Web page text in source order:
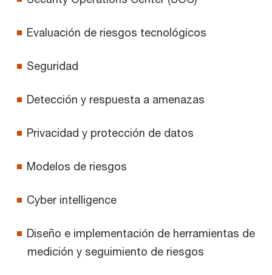
Evaluación de riesgos tecnológicos
Seguridad
Detección y respuesta a amenazas
Privacidad y protección de datos
Modelos de riesgos
Cyber intelligence
Diseño e implementación de herramientas de
medición y seguimiento de riesgos